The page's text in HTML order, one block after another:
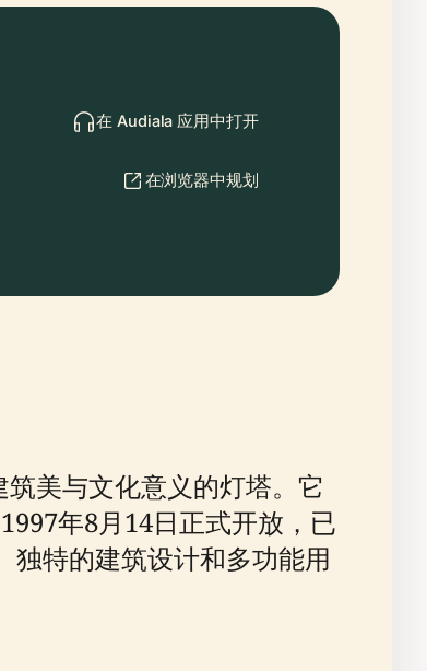
在 Audiala 应用中打开
在浏览器中规划
美与文化意义的灯塔。它
年8月14日正式开放，已
独特的建筑设计和多功能用